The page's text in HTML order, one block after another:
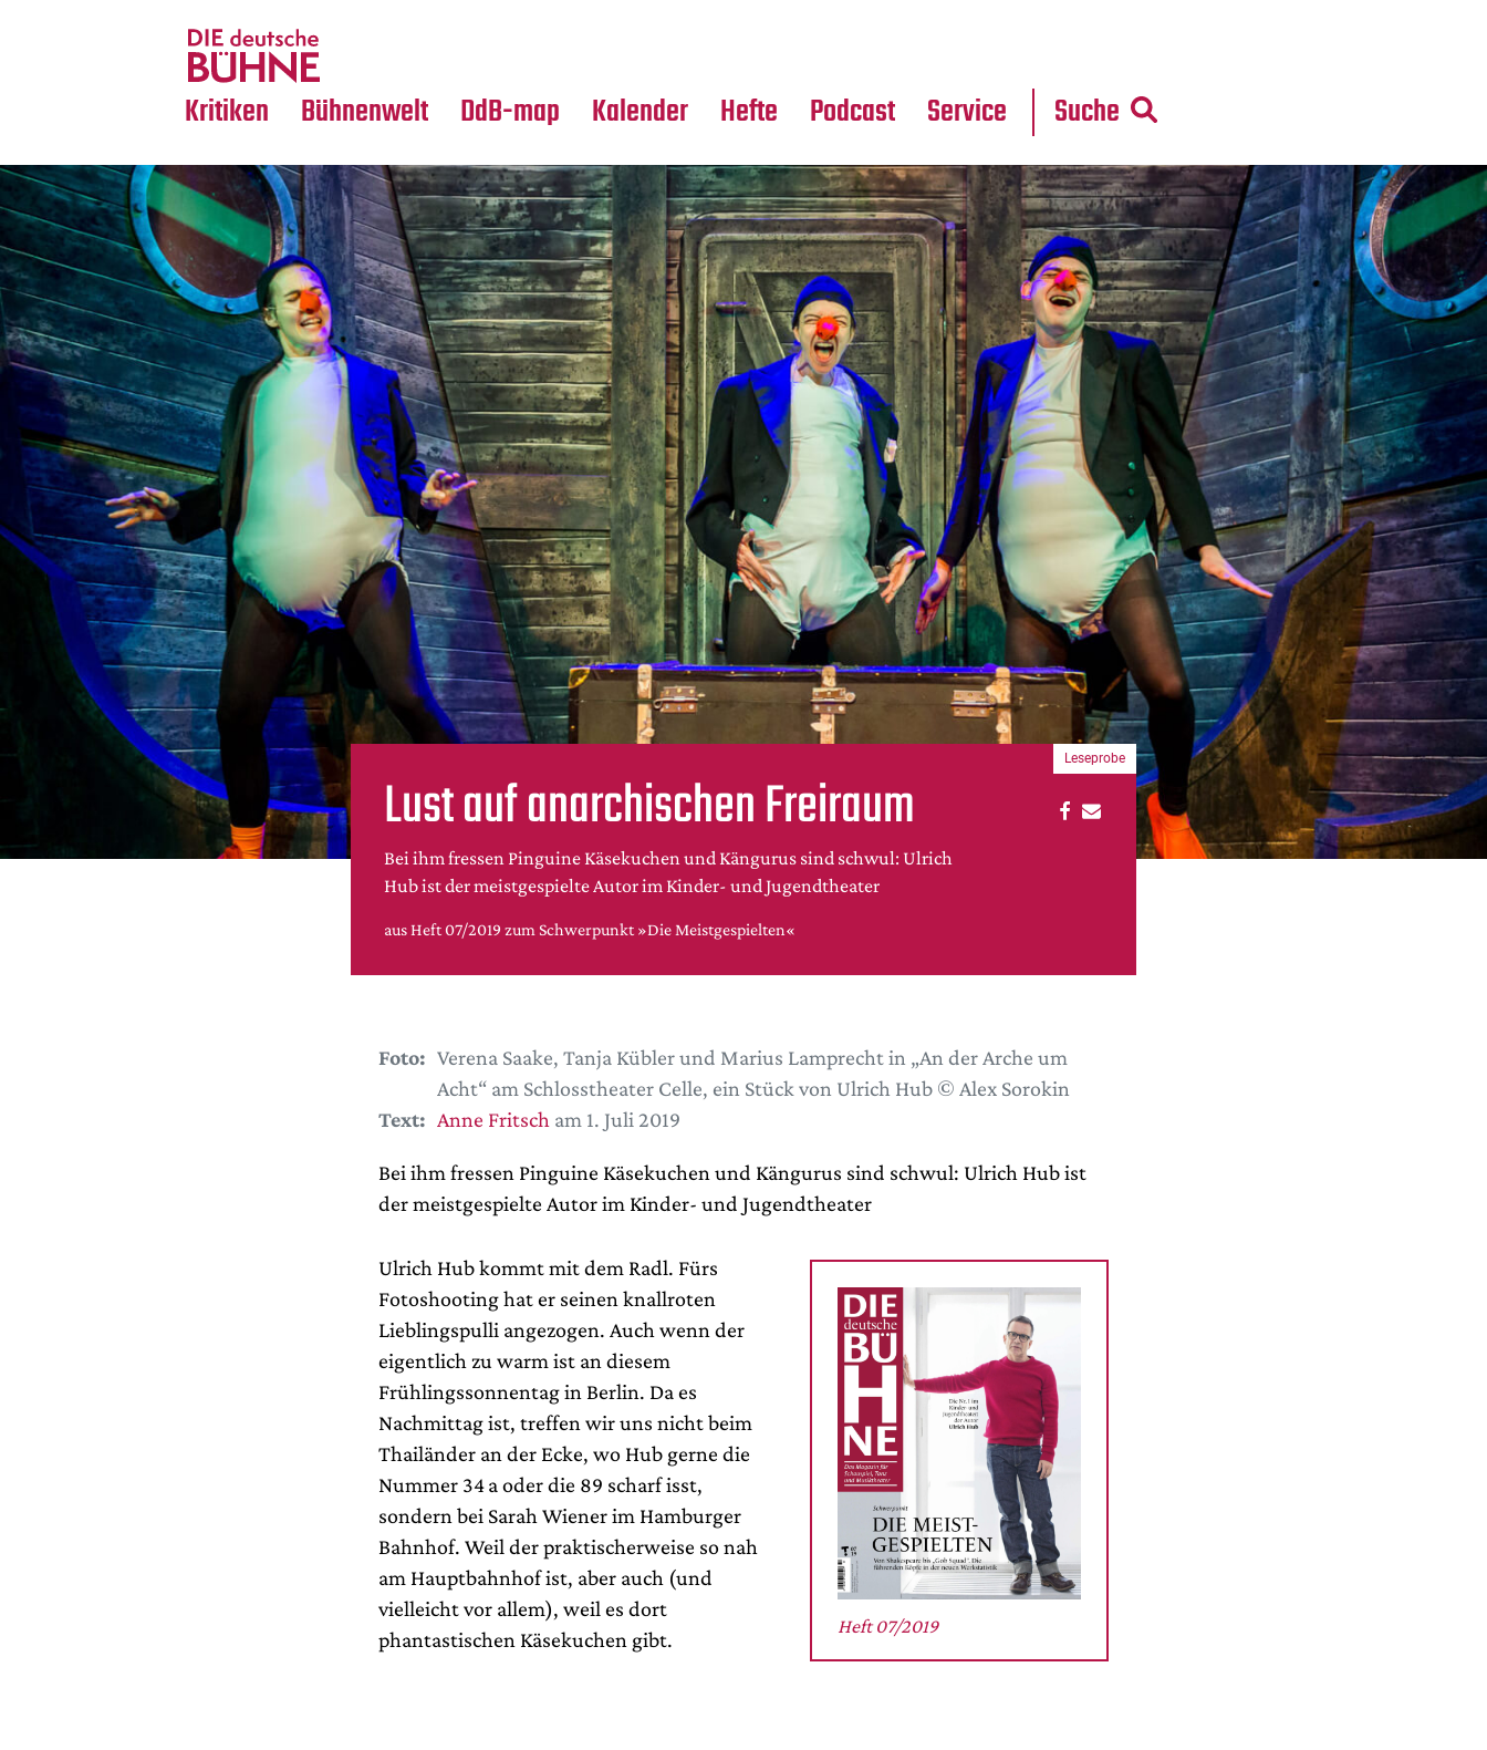
Kritiken
Crossover
Bühnenwelt
Medientipps
DdB-map Kalender Hefte Podcast Service Suche
Lust auf anarchischen Freiraum
Bei ihm fressen Pinguine Käsekuchen und Kängurus sind schwul: Ulrich
Hub ist der meistgespielte Autor im Kinder- und Jugendtheater
aus Heft 07/2019 zum Schwerpunkt »Die Meistgespielten«
Leseprobe
Foto: Verena Saake, Tanja Kübler und Marius Lamprecht in „An der Arche um
Acht“ am Schlosstheater Celle, ein Stück von Ulrich Hub © Alex Sorokin
Text: Anne Fritsch am 1. Juli 2019
Bei ihm fressen Pinguine Käsekuchen und Kängurus sind schwul: Ulrich Hub ist
der meistgespielte Autor im Kinder- und Jugendtheater
Heft 07/2019
Ulrich Hub kommt mit dem Radl. Fürs
Fotoshooting hat er seinen knallroten
Lieblingspulli angezogen. Auch wenn der
eigentlich zu warm ist an diesem
Frühlingssonnentag in Berlin. Da es
Nachmittag ist, treffen wir uns nicht beim
Thailänder an der Ecke, wo Hub gerne die
Nummer 34 a oder die 89 scharf isst,
sondern bei Sarah Wiener im Hamburger
Bahnhof. Weil der praktischerweise so nah
am Hauptbahnhof ist, aber auch (und
vielleicht vor allem), weil es dort
phantastischen Käsekuchen gibt.